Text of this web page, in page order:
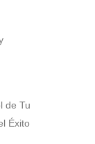
de Tu
Éxito